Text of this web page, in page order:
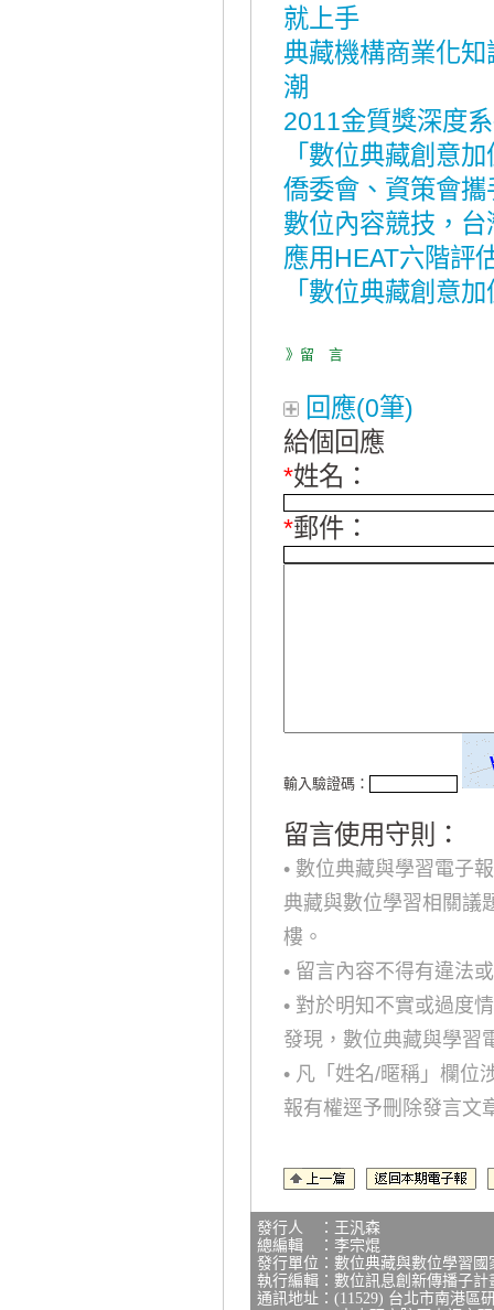
就上手
典藏機構商業化
潮
2011金質獎深度
「數位典藏創意
僑委會、資策會
數位內容競技，
應用HEAT六階評
「數位典藏創意
》留 言
回應(0筆)
給個回應
*姓名：
*郵件：
輸入驗證碼：
留言使用守則：
• 數位典藏與學習電子
典藏與數位學習相關議
樓。
• 留言內容不得有違法
• 對於明知不實或過度
發現，數位典藏與學習
• 凡「姓名/暱稱」欄位
報有權逕予刪除發言文
發行人 ：王汎森
總編輯 ：李宗焜
發行單位：數位典藏與數位學習
執行編輯：數位訊息創新傳播子計
通訊地址：(11529) 台北市南港區